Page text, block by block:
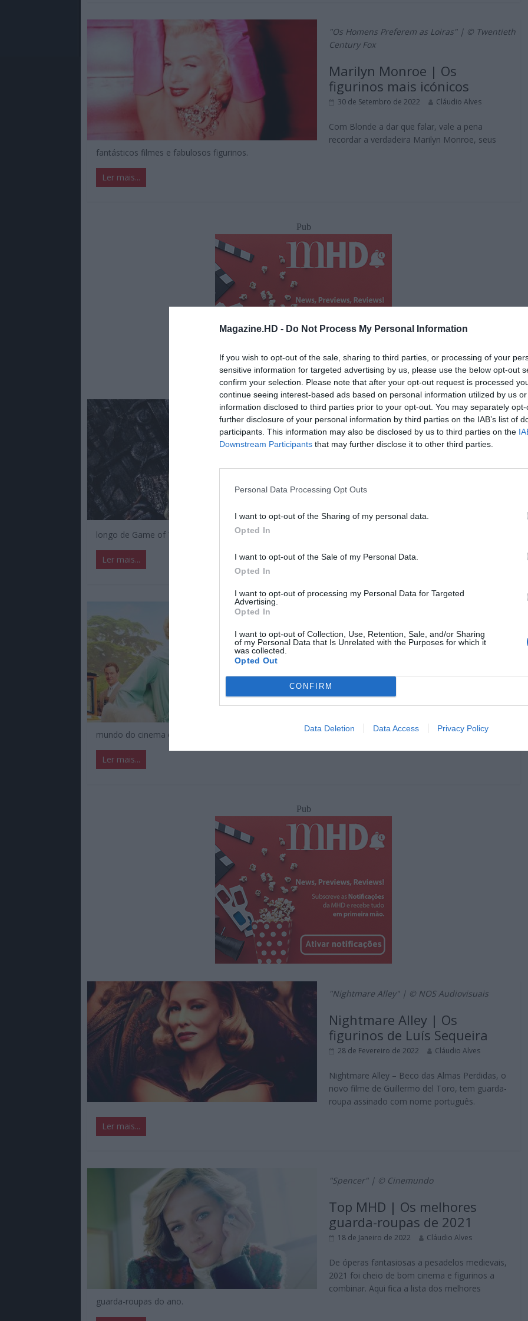
Magazine.HD - Do Not Process My Personal Information
If you wish to opt-out of the sale, sharing to third parties, or processing of your
sensitive information for targeted advertising by us, please use the below opt-out
confirm your selection. Please note that after your opt-out request is processed
continue seeing interest-based ads based on personal information utilized by us
information disclosed to third parties prior to your opt-out. You may separately
further disclosure of your personal information by third parties on the IAB’s list of
participants. This information may also be disclosed by us to third parties on the
Downstream Participants that may further disclose it to other third parties.
Personal Data Processing Opt Outs
I want to opt-out of the Sharing of my personal data.
Opted In
I want to opt-out of the Sale of my Personal Data.
Opted In
I want to opt-out of processing my Personal Data for Targeted
Advertising.
Opted In
I want to opt-out of Collection, Use, Retention, Sale, and/or Sharing
of my Personal Data that Is Unrelated with the Purposes for which it
was collected.
Opted Out
CONFIRM
Data Deletion Data Access Privacy Policy
"Os Homens Preferem as Loiras" | © Twentieth
Century Fox
Marilyn Monroe | Os
figurinos mais icónicos
30 de Setembro de 2022 Cláudio Alves
Com Blonde a dar que falar, vale a pena
recordar a verdadeira Marilyn Monroe, seus
fantásticos filmes e fabulosos figurinos.
Ler mais...
Pub
"Game of Thrones" | © HBO Portugal
Game of Thrones | Os
figurinos de Daenerys
Targaryen
Targaryen sofreu transformações radicais ao
longo de Game of Thrones. Vamos explorar os seus figurinos!
Ler mais...
Downton Abbey | Novas
Downton Abbey: Uma Nova Era leva a família
Crawley até ao fim dos Loucos Anos 20, ao
mundo do cinema e à Riviera Francesa. Tudo com moda a condizer.
Ler mais...
Pub
"Nightmare Alley" | © NOS Audiovisuais
Nightmare Alley | Os
figurinos de Luís Sequeira
28 de Fevereiro de 2022 Cláudio Alves
Nightmare Alley – Beco das Almas Perdidas, o
novo filme de Guillermo del Toro, tem guarda-
roupa assinado com nome português.
Ler mais...
"Spencer" | © Cinemundo
Top MHD | Os melhores
guarda-roupas de 2021
18 de Janeiro de 2022 Cláudio Alves
De óperas fantasiosas a pesadelos medievais,
2021 foi cheio de bom cinema e figurinos a
combinar. Aqui fica a lista dos melhores
guarda-roupas do ano.